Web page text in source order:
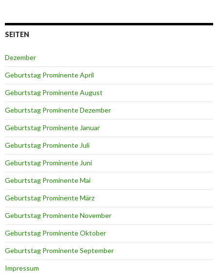
SEITEN
Dezember
Geburtstag Prominente April
Geburtstag Prominente August
Geburtstag Prominente Dezember
Geburtstag Prominente Januar
Geburtstag Prominente Juli
Geburtstag Prominente Juni
Geburtstag Prominente Mai
Geburtstag Prominente März
Geburtstag Prominente November
Geburtstag Prominente Oktober
Geburtstag Prominente September
Impressum